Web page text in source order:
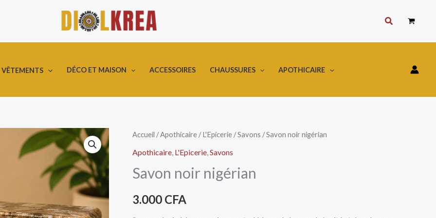
Rechercher
VÊTEMENTS DÉCO ET MAISON ACCESSOIRES CHAUSSURES APOTHICAIRE
Accueil /Apothicaire /L'Epicerie /Savons / Savon noir nigérian
Apothicaire L'Epicerie Savons
Savon noir nigérian
3.000 CFA
quantité
de
noir